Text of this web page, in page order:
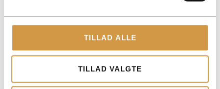
TILLAD ALLE
TILLAD VALGTE
+45 3014 8070
KONTAKT@ACCOUNTVIEW.DK
MAN-FRE: KL. 9 -15
YDELSER